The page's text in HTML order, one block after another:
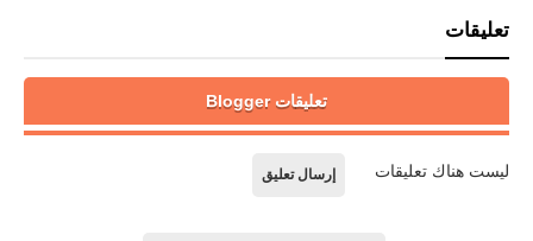
تعليقات
تعليقات Blogger
ليست هناك تعليقات إرسال تعليق